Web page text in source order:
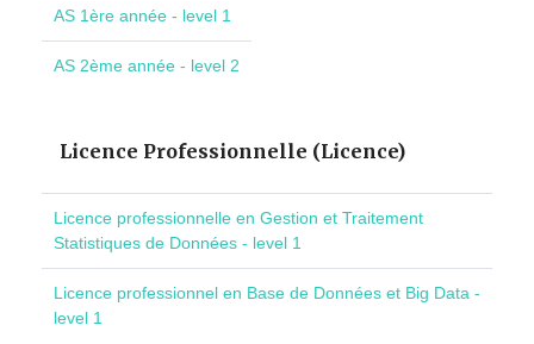
AS 1ère année - level 1
AS 2ème année - level 2
Licence Professionnelle (Licence)
Licence professionnelle en Gestion et Traitement
Statistiques de Données - level 1
Licence professionnel en Base de Données et Big Data -
level 1